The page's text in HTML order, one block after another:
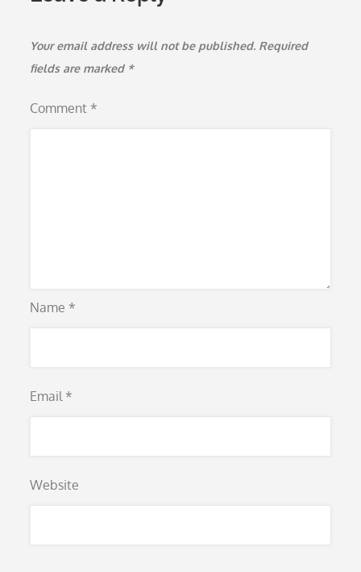
Your email address will not be published. Required
fields are marked *
Comment *
Name *
Email *
Website